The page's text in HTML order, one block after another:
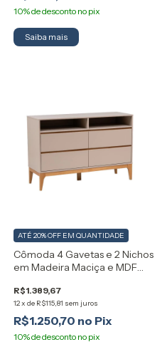
Saiba mais
Cômoda 4 Gavetas e 2 Nichos
em Madeira Maciça e MDF
R$1.389,67
12x de R$115,81 sem juros
ATÉ 20% OFF EM QUANTIDADE
R$1.250,70